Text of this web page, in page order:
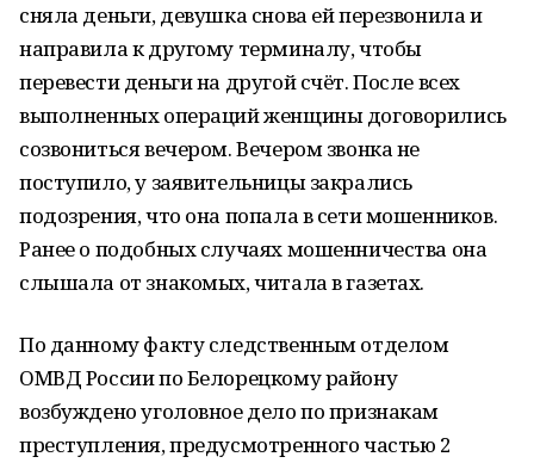
сняла деньги, девушка снова ей перезвонила и
направила к другому терминалу, чтобы
перевести деньги на другой счёт. После всех
выполненных операций женщины договорились
созвониться вечером. Вечером звонка не
поступило, у заявительницы закрались
подозрения, что она попала в сети мошенников.
Ранее о подобных случаях мошенничества она
слышала от знакомых, читала в газетах.
По данному факту следственным отделом
ОМВД России по Белорецкому району
возбуждено уголовное дело по признакам
преступления, предусмотренного частью 2